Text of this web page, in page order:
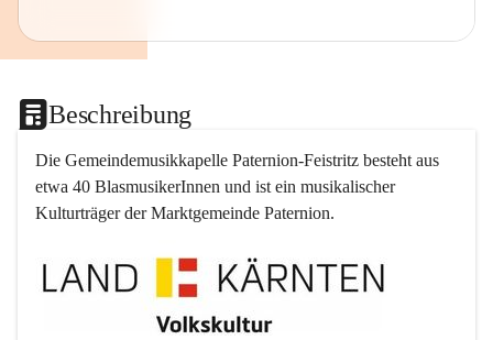
Beschreibung
Die Gemeindemusikkapelle Paternion-Feistritz besteht aus
etwa 40 BlasmusikerInnen und ist ein musikalischer
Kulturträger der Marktgemeinde Paternion.